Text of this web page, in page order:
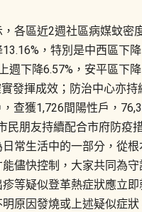
各區近2週社區病媒蚊密
，特別是中西區下降
下降6.57%，安平區下降
發揮成效；防治中心亦持
查獲1,726間陽性戶，
民朋友持續配合市府防疫
常生活中的一部分，從
儘快控制，大家共同為守
等疑似登革熱症狀應立
原因發燒或上述疑似症